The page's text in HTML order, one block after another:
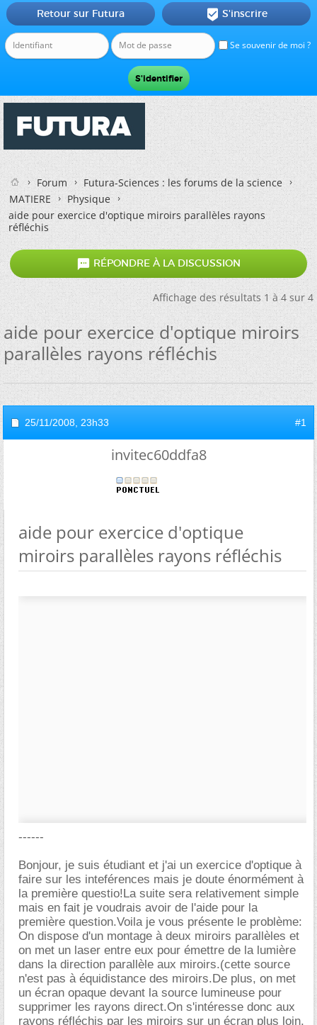
Se souvenir de moi ?
Retour sur Futura  S'inscrire
Forum
Futura-Sciences : les forums de la science
MATIERE
Physique
aide pour exercice d'optique miroirs parallèles rayons
réfléchis
 RÉPONDRE À LA DISCUSSION
Affichage des résultats 1 à 4 sur 4
aide pour exercice d'optique miroirs
parallèles rayons réfléchis
25/11/2008, 23h33 #1
invitec60ddfa8
aide pour exercice d'optique
miroirs parallèles rayons réfléchis
------
Bonjour, je suis étudiant et j'ai un exercice d'optique à
faire sur les inteférences mais je doute énormément à
la première questio!La suite sera relativement simple
mais en fait je voudrais avoir de l'aide pour la
première question.Voila je vous présente le problème:
On dispose d'un montage à deux miroirs parallèles et
on met un laser entre eux pour émettre de la lumière
dans la direction parallèle aux miroirs.(cette source
n'est pas à équidistance des miroirs.De plus, on met
un écran opaque devant la source lumineuse pour
supprimer les rayons direct.On s'intéresse donc aux
rayons réfléchis par les miroirs sur un écran plus loin,